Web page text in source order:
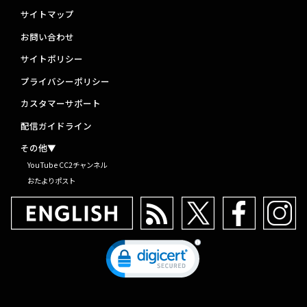
サイトマップ
お問い合わせ
サイトポリシー
プライバシーポリシー
カスタマーサポート
配信ガイドライン
その他▼
YouTube CC2チャンネル
おたよりポスト